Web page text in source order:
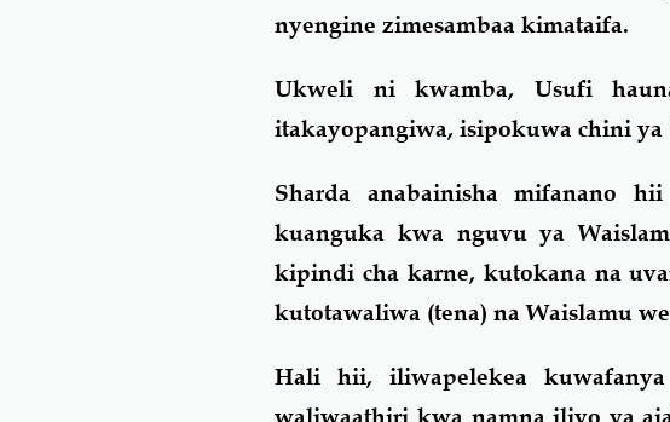
nyengine zimesambaa kimataifa.
Ukweli ni kwamba, Usufi
itakayopangiwa, isipokuwa chini ya
Sharda anabainisha mifanano
kuanguka kwa nguvu ya
kipindi cha karne, kutokana na
kutotawaliwa (tena) na Waislamu
Hali hii, iliwapelekea
waliwaathiri kwa namna iliyo ya